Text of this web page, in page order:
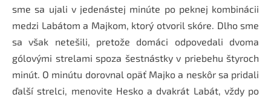
sme sa ujali v jedenástej minúte po peknej kombinácii
medzi Labátom a Majkom, ktorý otvoril skóre. Dlho sme
sa však netešili, pretože domáci odpovedali dvoma
gólovými strelami spoza šestnástky v priebehu štyroch
minút. O minútu dorovnal opäť Majko a neskôr sa pridali
ďalší strelci, menovite Hesko a dvakrát Labát, vždy po